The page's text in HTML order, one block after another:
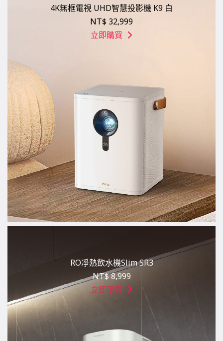
4K無框電視 UHD智慧投影機 K9 白
NT$ 32,999
立即購買
RO凈熱飲水機Slim SR3
NT$ 8,999
立即購買